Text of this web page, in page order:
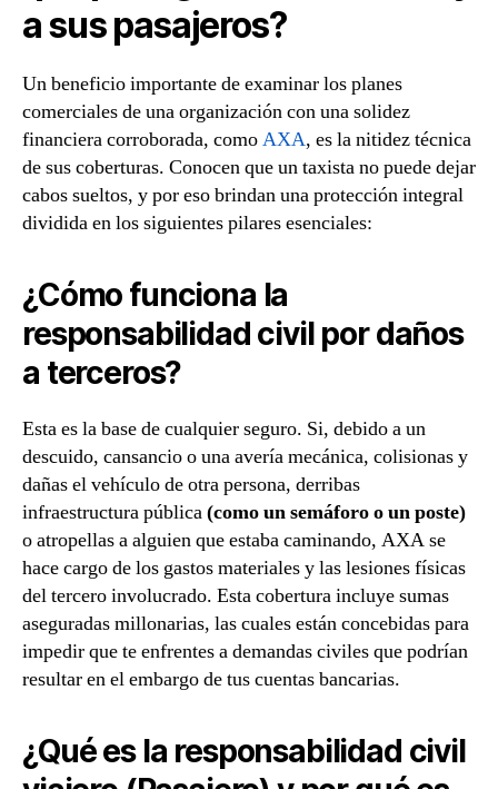
a sus pasajeros?
Un beneficio importante de examinar los planes
comerciales de una organización con una solidez
financiera corroborada, comoAXA, es la nitidez técnica
de sus coberturas. Conocen que un taxista no puede dejar
cabos sueltos, y por eso brindan una protección integral
dividida en los siguientes pilares esenciales:
¿Cómo funciona la
responsabilidad civil por daños
a terceros?
Esta es la base de cualquier seguro. Si, debido a un
descuido, cansancio o una avería mecánica, colisionas y
dañas el vehículo de otra persona, derribas
infraestructura pública(como un semáforo o un poste)
o atropellas a alguien que estaba caminando, AXA se
hace cargo de los gastos materiales y las lesiones físicas
del tercero involucrado. Esta cobertura incluye sumas
aseguradas millonarias, las cuales están concebidas para
impedir que te enfrentes a demandas civiles que podrían
resultar en el embargo de tus cuentas bancarias.
¿Qué es la responsabilidad civil